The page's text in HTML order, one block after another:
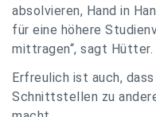
absolvieren, Hand in
für eine höhere
mittragen“, sagt Hütter.
Erfreulich ist auch,
Schnittstellen zu